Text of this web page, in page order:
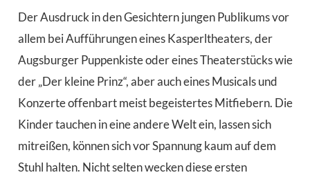
Der Ausdruck in den Gesichtern jungen Publikums vor
allem bei Aufführungen eines Kasperltheaters, der
Augsburger Puppenkiste oder eines Theaterstücks wie
der „Der kleine Prinz“, aber auch eines Musicals und
Konzerte offenbart meist begeistertes Mitfiebern. Die
Kinder tauchen in eine andere Welt ein, lassen sich
mitreißen, können sich vor Spannung kaum auf dem
Stuhl halten. Nicht selten wecken diese ersten